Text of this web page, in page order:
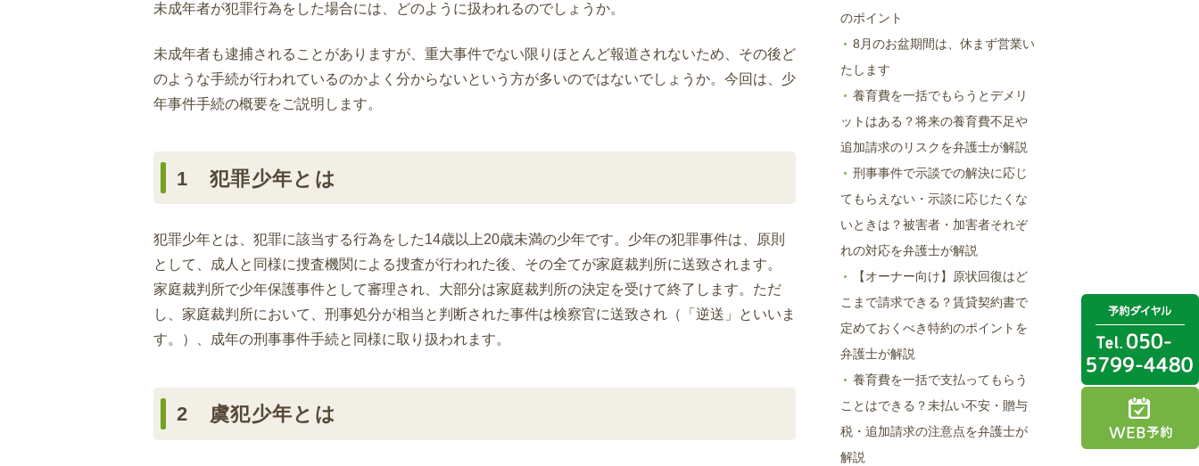
未成年者が犯罪行為をした場合には、どのように扱われるのでしょうか。
未成年者も逮捕されることがありますが、重大事件でない限りほとんど報道されないため、その後ど
のような手続が行われているのかよく分からないという方が多いのではないでしょうか。今回は、少
年事件手続の概要をご説明します。
1 犯罪少年とは
犯罪少年とは、犯罪に該当する行為をした14歳以上20歳未満の少年です。少年の犯罪事件は、原則
として、成人と同様に捜査機関による捜査が行われた後、その全てが家庭裁判所に送致されます。
家庭裁判所で少年保護事件として審理され、大部分は家庭裁判所の決定を受けて終了します。ただ
し、家庭裁判所において、刑事処分が相当と判断された事件は検察官に送致され（「逆送」といいま
す。）、成年の刑事事件手続と同様に取り扱われます。
2 虞犯少年とは
のポイント
8月のお盆期間は、休まず営業い
たします
養育費を一括でもらうとデメリ
ットはある？将来の養育費不足や
追加請求のリスクを弁護士が解説
刑事事件で示談での解決に応じ
てもらえない・示談に応じたくな
いときは？被害者・加害者それぞ
れの対応を弁護士が解説
【オーナー向け】原状回復はど
こまで請求できる？賃貸契約書で
定めておくべき特約のポイントを
弁護士が解説
養育費を一括で支払ってもらう
ことはできる？未払い不安・贈与
税・追加請求の注意点を弁護士が
解説